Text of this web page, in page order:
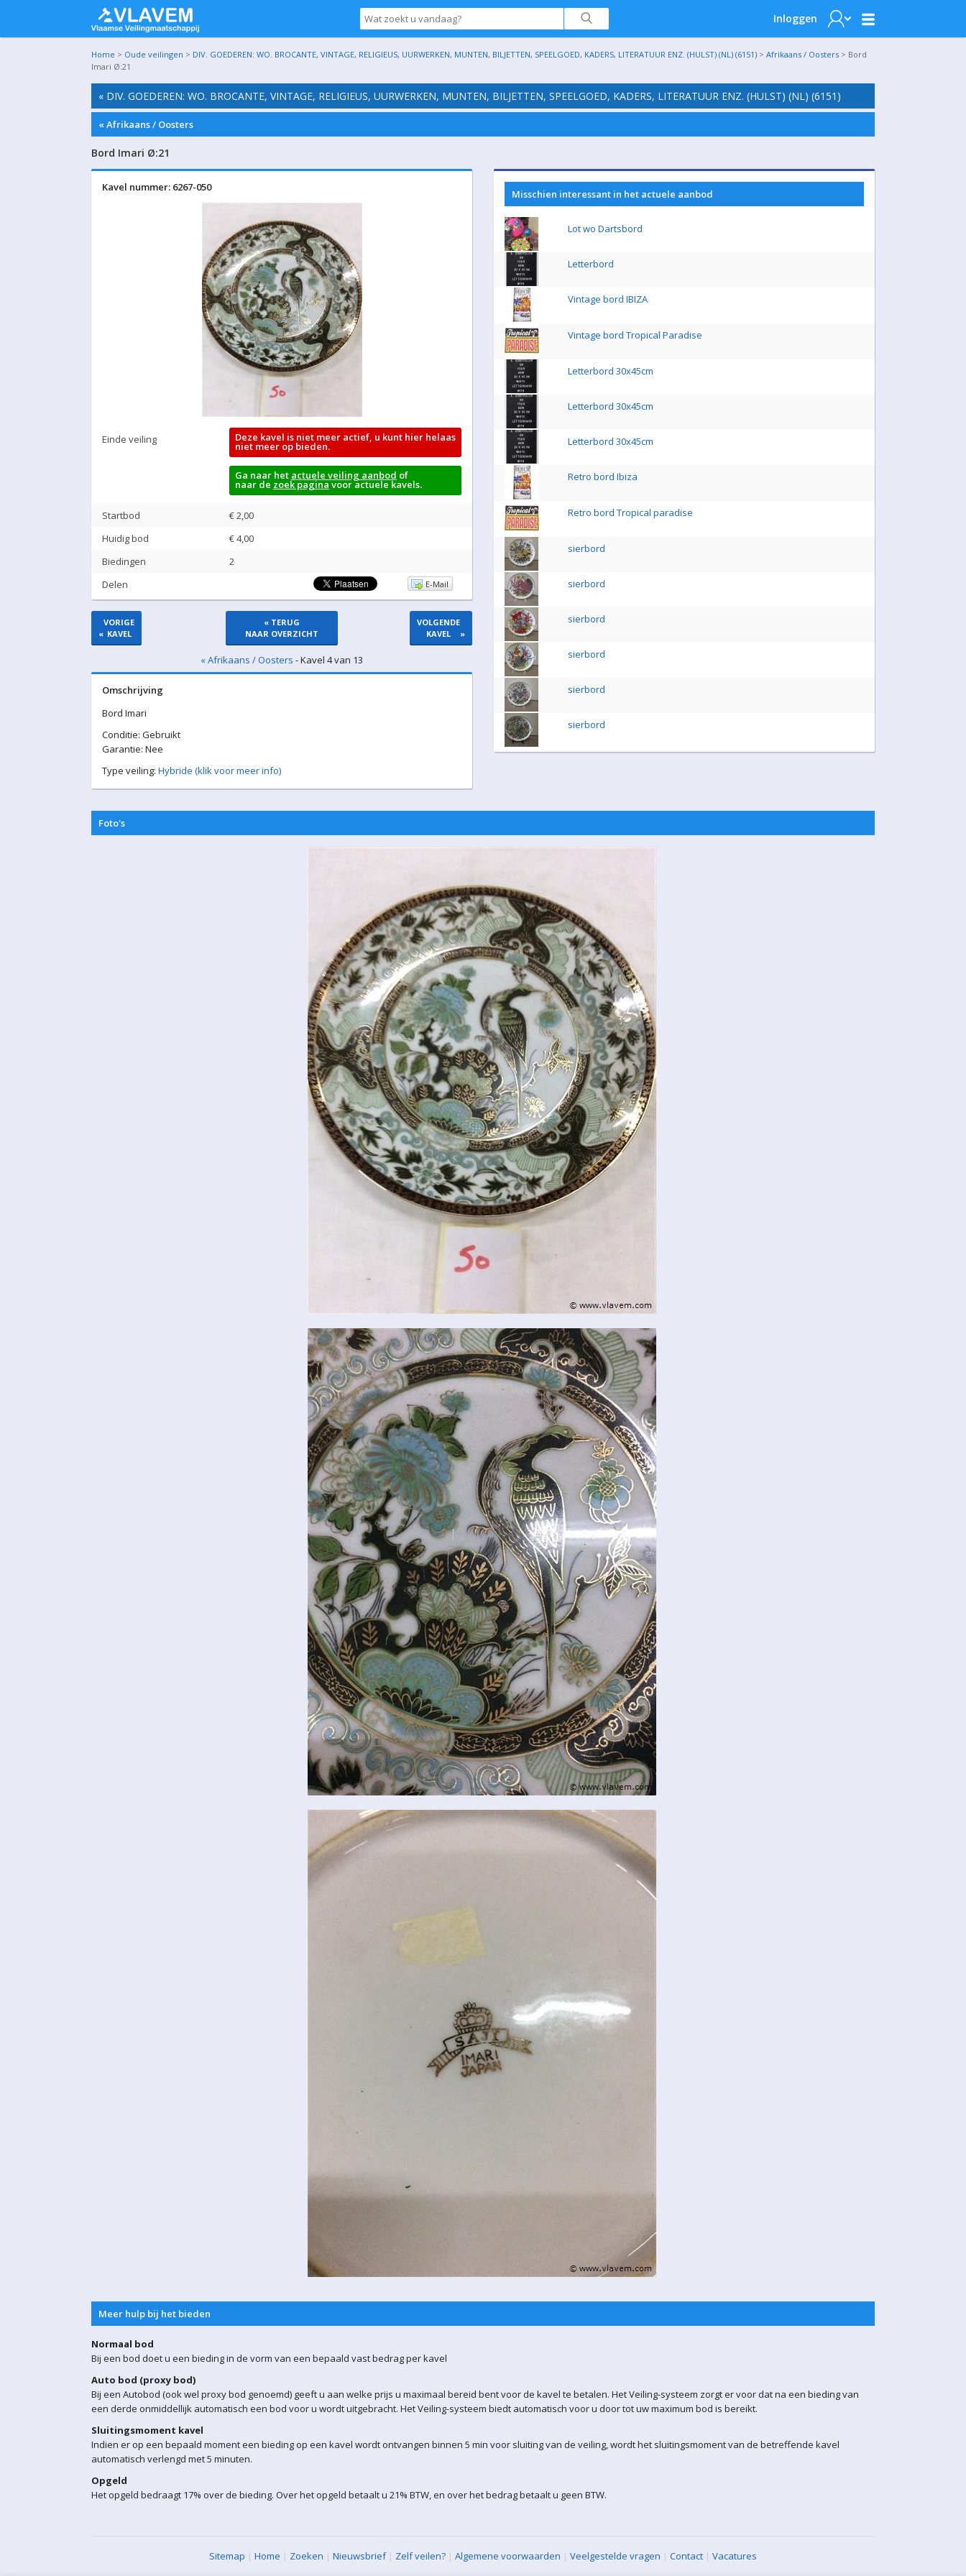
Inloggen
Home > Oude veilingen > DIV. GOEDEREN: WO. BROCANTE, VINTAGE, RELIGIEUS, UURWERKEN, MUNTEN, BILJETTEN, SPEELGOED, KADERS, LITERATUUR ENZ. (HULST) (NL) (6151) > Afrikaans / Oosters > Bord
Imari Ø:21
« DIV. GOEDEREN: WO. BROCANTE, VINTAGE, RELIGIEUS, UURWERKEN, MUNTEN, BILJETTEN, SPEELGOED, KADERS, LITERATUUR ENZ. (HULST) (NL) (6151)
« Afrikaans / Oosters
Bord Imari Ø:21
Kavel nummer: 6267-050
Einde veiling Deze kavel is niet meer actief, u kunt hier helaas
niet meer op bieden.
Ga naar het actuele veiling aanbod of
naar de zoek paginavoor actuele kavels.
Startbod
€ 2,00
Huidig bod
€4,00
Biedingen
2
Delen
E-Mail
«
VORIGE
KAVEL
« TERUG
NAAR OVERZICHT
VOLGENDE
KAVEL
»
« Afrikaans / Oosters - Kavel 4 van 13
Omschrijving
Bord Imari
Conditie: Gebruikt
Garantie: Nee
Type veiling: Hybride (klik voor meer info)
Misschien interessant in het actuele aanbod
Lot wo Dartsbord
Letterbord
Vintage bord IBIZA
Vintage bord Tropical Paradise
Letterbord 30x45cm
Letterbord 30x45cm
Letterbord 30x45cm
Retro bord Ibiza
Retro bord Tropical paradise
sierbord
sierbord
sierbord
sierbord
sierbord
sierbord
Foto's
Meer hulp bij het bieden
Normaal bod
Bij een bod doet u een bieding in de vorm van een bepaald vast bedrag per kavel
Auto bod (proxy bod)
Bij een Autobod (ook wel proxy bod genoemd) geeft u aan welke prijs u maximaal bereid bent voor de kavel te betalen. Het Veiling-systeem zorgt er voor dat na een bieding van
een derde onmiddellijk automatisch een bod voor u wordt uitgebracht. Het Veiling-systeem biedt automatisch voor u door tot uw maximum bod is bereikt.
Sluitingsmoment kavel
Indien er op een bepaald moment een bieding op een kavel wordt ontvangen binnen 5 min voor sluiting van de veiling, wordt het sluitingsmoment van de betreffende kavel
automatisch verlengd met 5 minuten.
Opgeld
Het opgeld bedraagt 17% over de bieding. Over het opgeld betaalt u 21% BTW, en over het bedrag betaalt u geen BTW.
Sitemap | Home | Zoeken | Nieuwsbrief| Zelf veilen? | Algemene voorwaarden | Veelgestelde vragen | Contact | Vacatures